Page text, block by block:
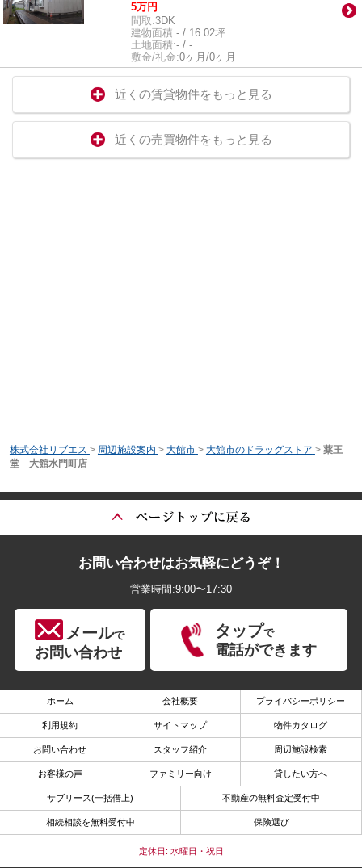
5万円
間取:3DK
建物面積:- / 16.02坪
土地面積:- / -
敷金/礼金:0ヶ月/0ヶ月
近くの賃貸物件をもっと見る
近くの売買物件をもっと見る
株式会社リブエス > 周辺施設案内 > 大館市 > 大館市のドラッグストア > 薬王
堂 大館水門町店
お問い合わせはお気軽にどうぞ！
営業時間:9:00〜17:30
メールで
お問い合わせ
タップで
電話ができます
ホーム 会社概要 プライバシーポリシー
利用規約 サイトマップ 物件カタログ
お問い合わせ スタッフ紹介 周辺施設検索
お客様の声 ファミリー向け 貸したい方へ
サブリース(一括借上) 不動産の無料査定受付中
相続相談を無料受付中 保険選び
定休日: 水曜日・祝日